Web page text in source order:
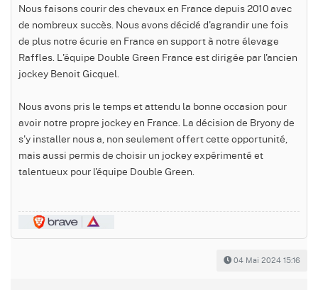
Nous faisons courir des chevaux en France depuis 2010 avec
de nombreux succès. Nous avons décidé d'agrandir une fois
de plus notre écurie en France en support à notre élevage
Raffles. L'équipe Double Green France est dirigée par l'ancien
jockey Benoit Gicquel.
Nous avons pris le temps et attendu la bonne occasion pour
avoir notre propre jockey en France. La décision de Bryony de
s'y installer nous a, non seulement offert cette opportunité,
mais aussi permis de choisir un jockey expérimenté et
talentueux pour l'équipe Double Green.
04 Mai 2024 15:16